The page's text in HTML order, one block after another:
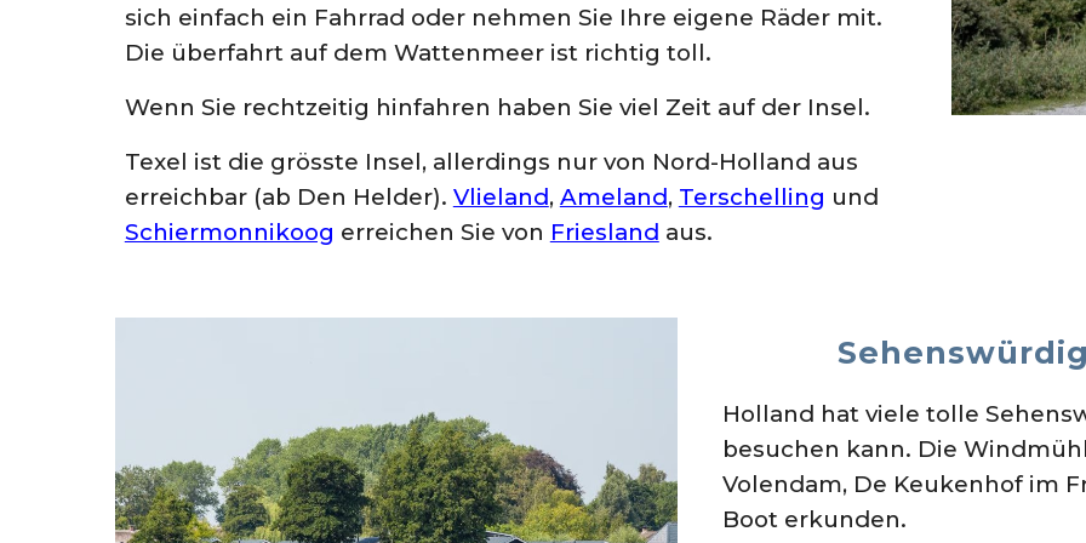
sich einfach ein Fahrrad oder nehmen Sie Ihre eigene Räder mit.
Die überfahrt auf dem Wattenmeer ist richtig toll.
Wenn Sie rechtzeitig hinfahren haben Sie viel Zeit auf der Insel.
Texel ist die grösste Insel, allerdings nur von Nord-Holland aus
erreichbar (ab Den Helder). Vlieland, Ameland, Terschelling und
Schiermonnikoog erreichen Sie von Friesland aus.
Holland hat viele tolle
besuchen kann. Die
Volendam, De Keukenhof im
Boot erkunden.